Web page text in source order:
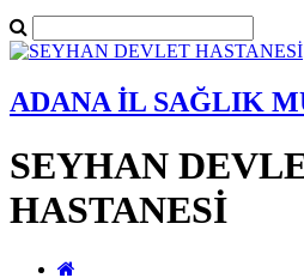
ADANA İL SAĞLIK
SEYHAN
HASTANESİ